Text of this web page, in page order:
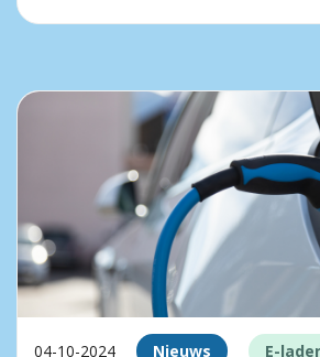
04-10-2024 Nieuws E-